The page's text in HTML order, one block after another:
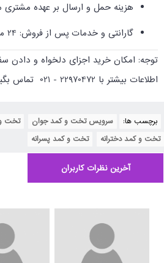
هزینه حمل و ارسال بر عهده مشتری
گارانتی و خدمات پس از فروش: 24 ماه
توجه: امکان خرید اجزای دلخواه و دادن
اطلاعات بیشتر با 22970472 - 021 تماس بگیرید.
برچسب ها: سرویس تخت و کمد جوان تخت
تخت و کمد دخترانه
تخت و کمد پسرانه
آخرین نظرات کاربران